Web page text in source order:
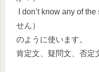
I don’t know any of
せん）
のように使います。
肯定文、疑問文、否定